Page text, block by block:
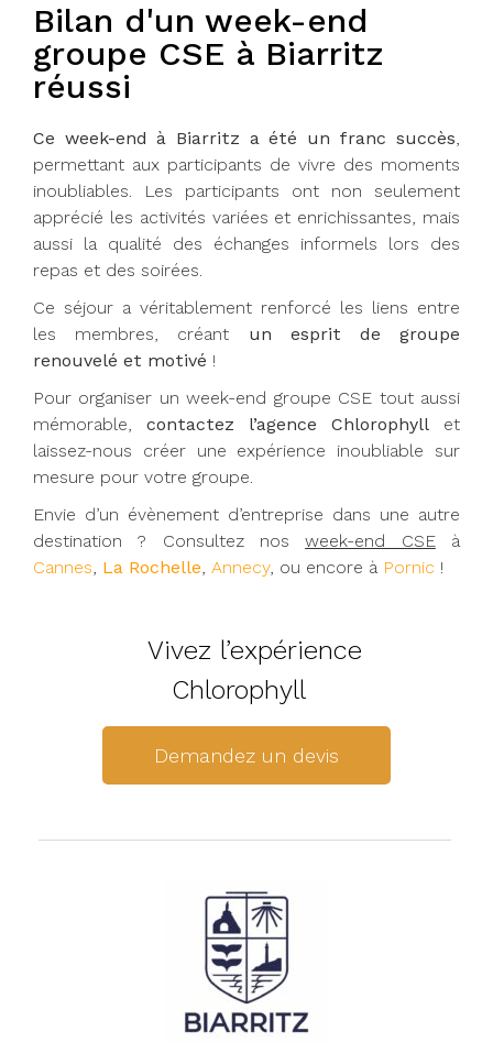
Bilan d'un week-end
groupe CSE à Biarritz
réussi
Ce week-end à Biarritz a été un franc succès,
permettant aux participants de vivre des moments
inoubliables. Les participants ont non seulement
apprécié les activités variées et enrichissantes, mais
aussi la qualité des échanges informels lors des
repas et des soirées.
Ce séjour a véritablement renforcé les liens entre
les membres, créant un esprit de groupe
renouvelé et motivé !
Pour organiser un week-end groupe CSE tout aussi
mémorable, contactez l’agence Chlorophyll et
laissez-nous créer une expérience inoubliable sur
mesure pour votre groupe.
Envie d’un évènement d’entreprise dans une autre
destination ? Consultez nosweek-end CSEà
Cannes, La Rochelle, Annecy, ou encore à Pornic !
Vivez l’expérience
Chlorophyll
Demandez un devis